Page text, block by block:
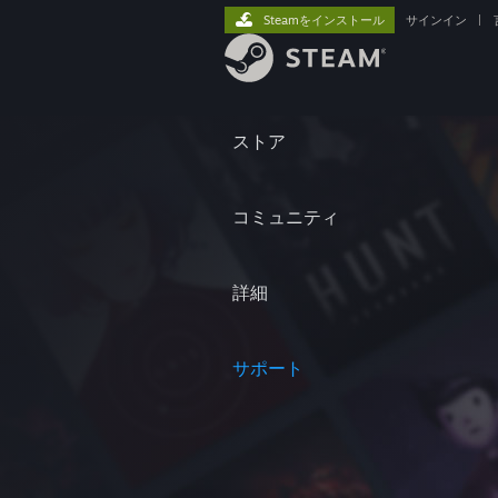
ストア
コミュニティ
詳細
サポート
Steamをインストール サインイン